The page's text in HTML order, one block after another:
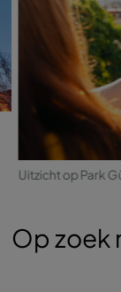
Uitzicht op Park
Op zoek